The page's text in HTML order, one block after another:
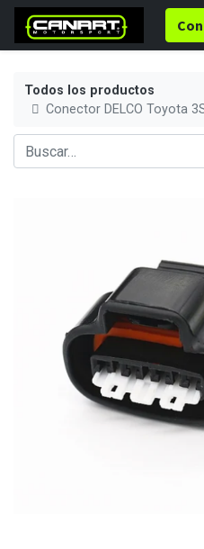
Todos los productos
Conector DELCO Toyota